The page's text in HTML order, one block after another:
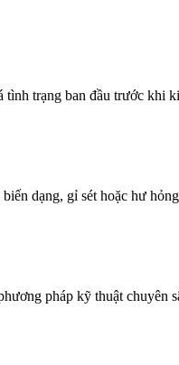
tình trạng ban đầu trước khi
dạng, gỉ sét hoặc hư
pháp kỹ thuật chuyên